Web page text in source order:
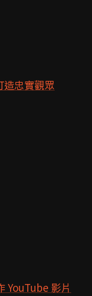
造忠實觀眾
YouTube 影片